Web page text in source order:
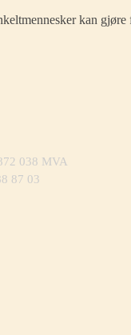
kan
038 MVA
87 03